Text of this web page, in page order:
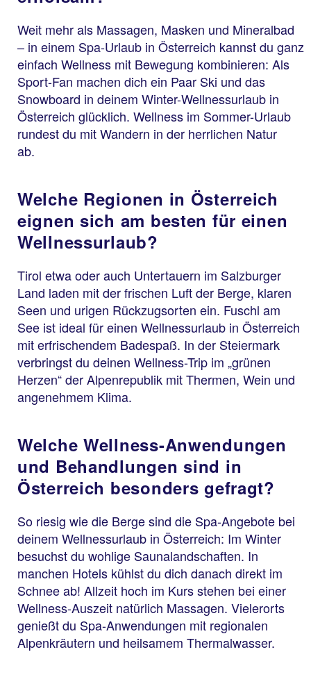
Weit mehr als Massagen, Masken und Mineralbad
– in einem Spa-Urlaub in Österreich kannst du ganz
einfach Wellness mit Bewegung kombinieren: Als
Sport-Fan machen dich ein Paar Ski und das
Snowboard in deinem Winter-Wellnessurlaub in
Österreich glücklich. Wellness im Sommer-Urlaub
rundest du mit Wandern in der herrlichen Natur
ab.
Welche Regionen in Österreich
eignen sich am besten für einen
Wellnessurlaub?
Tirol etwa oder auch Untertauern im Salzburger
Land laden mit der frischen Luft der Berge, klaren
Seen und urigen Rückzugsorten ein. Fuschl am
See ist ideal für einen Wellnessurlaub in Österreich
mit erfrischendem Badespaß. In der Steiermark
verbringst du deinen Wellness-Trip im „grünen
Herzen“ der Alpenrepublik mit Thermen, Wein und
angenehmem Klima.
Welche Wellness-Anwendungen
und Behandlungen sind in
Österreich besonders gefragt?
So riesig wie die Berge sind die Spa-Angebote bei
deinem Wellnessurlaub in Österreich: Im Winter
besuchst du wohlige Saunalandschaften. In
manchen Hotels kühlst du dich danach direkt im
Schnee ab! Allzeit hoch im Kurs stehen bei einer
Wellness-Auszeit natürlich Massagen. Vielerorts
genießt du Spa-Anwendungen mit regionalen
Alpenkräutern und heilsamem Thermalwasser.